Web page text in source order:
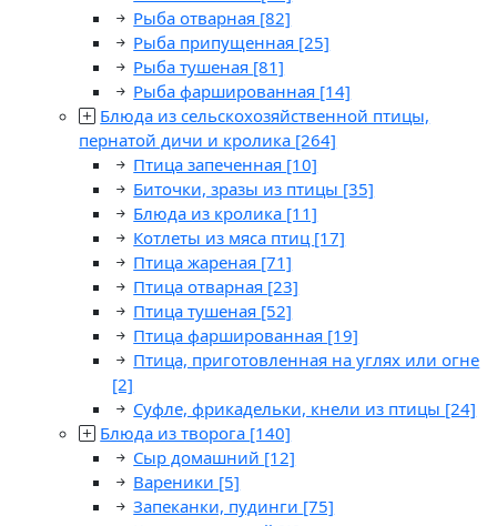
Рыба отварная [82]
Рыба припущенная [25]
Рыба тушеная [81]
Рыба фаршированная [14]
Блюда из сельскохозяйственной птицы,
пернатой дичи и кролика [264]
Птица запеченная [10]
Биточки, зразы из птицы [35]
Блюда из кролика [11]
Котлеты из мяса птиц [17]
Птица жареная [71]
Птица отварная [23]
Птица тушеная [52]
Птица фаршированная [19]
Птица, приготовленная на углях или огне
[2]
Суфле, фрикадельки, кнели из птицы [24]
Блюда из творога [140]
Сыр домашний [12]
Вареники [5]
Запеканки, пудинги [75]